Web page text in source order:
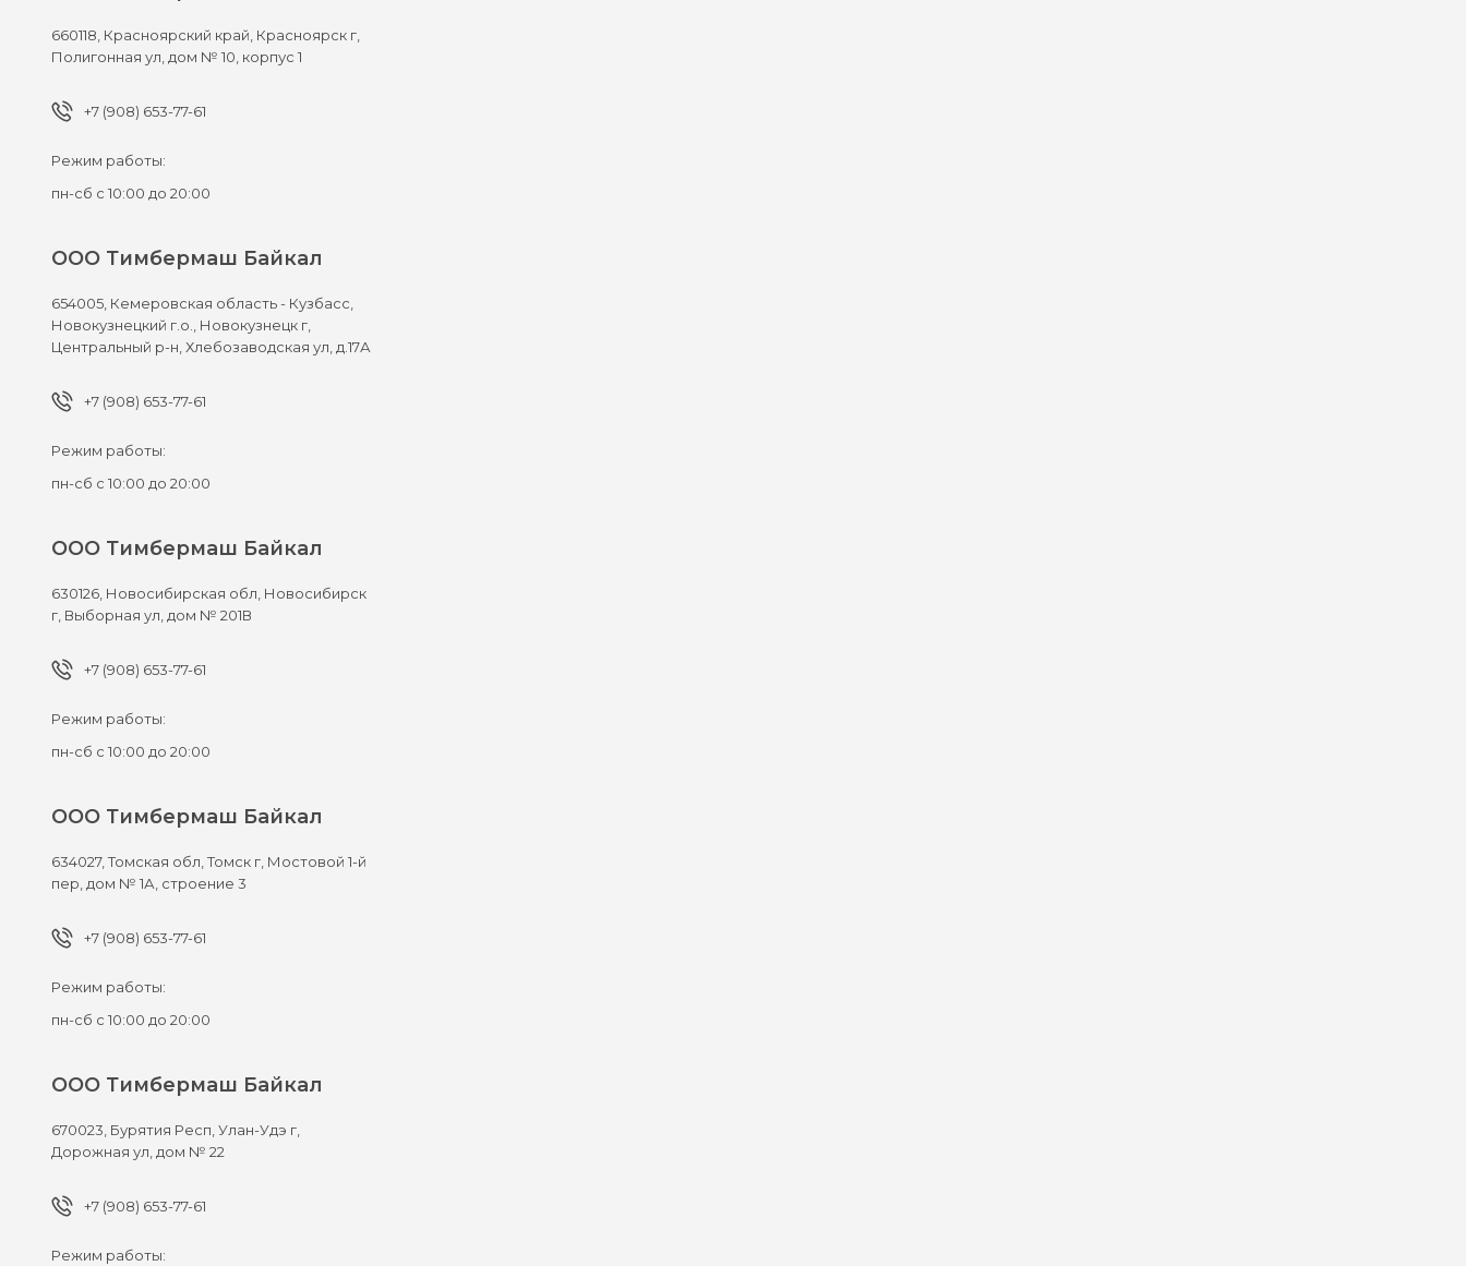
660118, Красноярский край, Красноярск г,
Полигонная ул, дом № 10, корпус 1
+7 (908) 653-77-61
Режим работы:
пн-сб с 10:00 до 20:00
ООО Тимбермаш Байкал
654005, Кемеровская область - Кузбасс,
Новокузнецкий г.о., Новокузнецк г,
Центральный р-н, Хлебозаводская ул, д.17А
+7 (908) 653-77-61
Режим работы:
пн-сб с 10:00 до 20:00
ООО Тимбермаш Байкал
630126, Новосибирская обл, Новосибирск
г, Выборная ул, дом № 201В
+7 (908) 653-77-61
Режим работы:
пн-сб с 10:00 до 20:00
ООО Тимбермаш Байкал
634027,Томская обл, Томск г, Мостовой 1-й
пер, дом № 1А, строение 3
+7 (908) 653-77-61
Режим работы:
пн-сб с 10:00 до 20:00
ООО Тимбермаш Байкал
670023, Бурятия Респ, Улан-Удэ г,
Дорожная ул, дом № 22
+7 (908) 653-77-61
Режим работы: